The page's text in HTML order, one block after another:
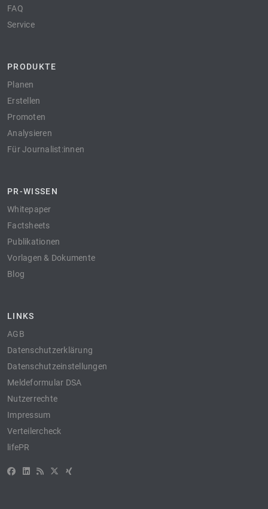
FAQ
Service
PRODUKTE
Planen
Erstellen
Promoten
Analysieren
Für Journalist:innen
PR-WISSEN
Whitepaper
Factsheets
Publikationen
Vorlagen & Dokumente
Blog
LINKS
AGB
Datenschutzerklärung
Datenschutzeinstellungen
Meldeformular DSA
Nutzerrechte
Impressum
Verteilercheck
lifePR